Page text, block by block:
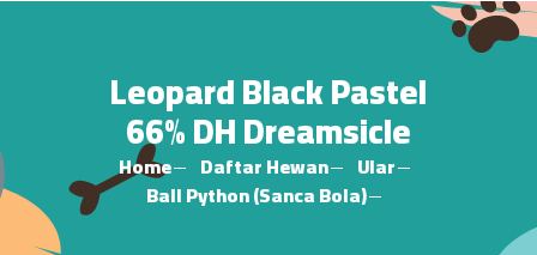
Leopard Black Pastel
66% DH Dreamsicle
Home Daftar Hewan
Ular
Ball Python (Sanca Bola)